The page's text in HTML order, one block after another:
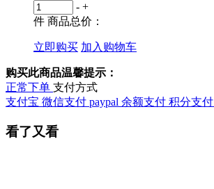
- +
件 商品总价：
立即购买 加入购物车
购买此商品温馨提示：
正常下单 支付方式
支付宝 微信支付 paypal 余额支付 积分支付
看了又看